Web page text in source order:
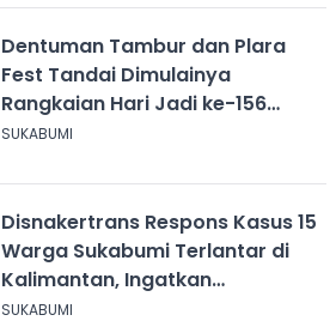
Dentuman Tambur dan Plara
Fest Tandai Dimulainya
Rangkaian Hari Jadi ke-156
Kabupaten Sukabumi
SUKABUMI
Disnakertrans Respons Kasus 15
Warga Sukabumi Terlantar di
Kalimantan, Ingatkan
Pentingnya Perjanjian Kerja
SUKABUMI